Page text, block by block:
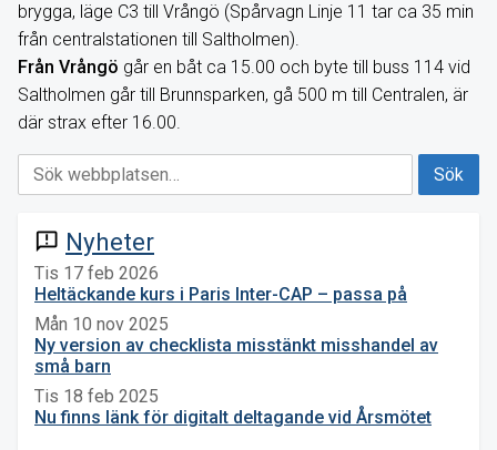
brygga, läge C3 till Vrångö (Spårvagn Linje 11 tar ca 35 min
från centralstationen till Saltholmen).
Från Vrångö går en båt ca 15.00 och byte till buss 114 vid
Saltholmen går till Brunnsparken, gå 500 m till Centralen, är
där strax efter 16.00.
announcement Nyheter
Tis 17 feb 2026
Heltäckande kurs i Paris Inter-CAP – passa på
Mån 10 nov 2025
Ny version av checklista misstänkt misshandel av
små barn
Tis 18 feb 2025
Nu finns länk för digitalt deltagande vid Årsmötet